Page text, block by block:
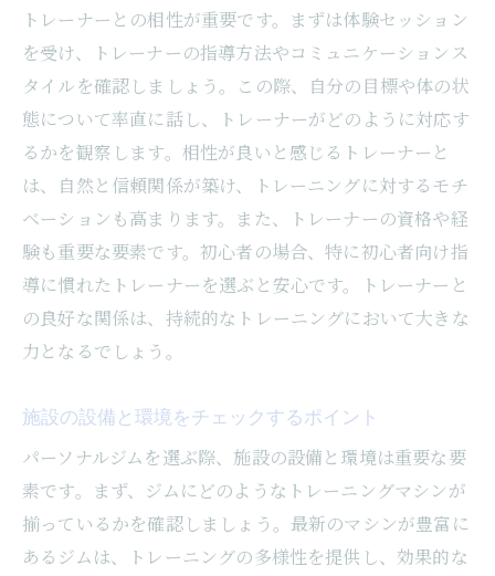
トレーニングの継続を助ける秘訣パーソナルジ
目標を明確に設定する方法
習慣化を助けるスケジュール管理
楽しくトレーニングを続ける工夫
フィードバックを活用した改善の仕方
トレーニング仲間を作る利点
成功体験を共有しモチベーションを高める
月島駅のパーソナルジムで体型改善をスムーズ
に進める
短期的な成功体験の積み重ね
食事と運動のバランスを取る方法
プロのアドバイスを最大限に活用する
体調管理と休養の取り方
ポジティブなマインドセットを保つ
トレーナーとの相性が重要です。まずは体験セッション
を受け、トレーナーの指導方法やコミュニケーションス
タイルを確認しましょう。この際、自分の目標や体の状
態について率直に話し、トレーナーがどのように対応す
るかを観察します。相性が良いと感じるトレーナーと
は、自然と信頼関係が築け、トレーニングに対するモチ
ベーションも高まります。また、トレーナーの資格や経
験も重要な要素です。初心者の場合、特に初心者向け指
導に慣れたトレーナーを選ぶと安心です。トレーナーと
の良好な関係は、持続的なトレーニングにおいて大きな
力となるでしょう。
施設の設備と環境をチェックするポイント
パーソナルジムを選ぶ際、施設の設備と環境は重要な要
素です。まず、ジムにどのようなトレーニングマシンが
揃っているかを確認しましょう。最新のマシンが豊富に
あるジムは、トレーニングの多様性を提供し、効果的な